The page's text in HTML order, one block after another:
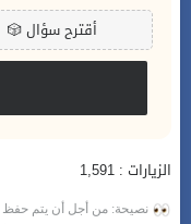
🎲أقترح سؤال
الزيارات : 1,591
نصيحة: من أجل أن يتم حفظ